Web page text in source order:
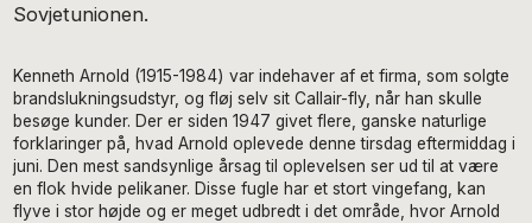
Sovjetunionen.
Kenneth Arnold (1915-1984) var indehaver af et firma, som solgte
brandslukningsudstyr, og fløj selv sit Callair-fly, når han skulle
besøge kunder. Der er siden 1947 givet flere, ganske naturlige
forklaringer på, hvad Arnold oplevede denne tirsdag eftermiddag i
juni. Den mest sandsynlige årsag til oplevelsen ser ud til at være
en flok hvide pelikaner. Disse fugle har et stort vingefang, kan
flyve i stor højde og er meget udbredt i det område, hvor Arnold